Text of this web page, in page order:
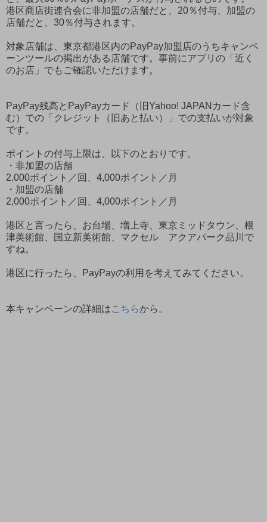
港区商店街連合会に非加盟の店舗だと、20％付与、加盟の
店舗だと、30％付与されます。
対象店舗は、東京都港区内のPayPay加盟店のうちキャンペ
ーンツールの掲出がある店舗です。事前にアプリの「近く
のお店」でもご確認いただけます。
PayPay残高とPayPayカード（旧Yahoo! JAPANカード含
む）での「クレジット（旧あと払い）」での支払いが対象
です。
ポイントの付与上限は、以下のとおりです。
・非加盟の店舗
2,000ポイント／回、4,000ポイント／月
・加盟の店舗
2,000ポイント／回、4,000ポイント／月
港区と言ったら、お台場、増上寺、東京ミッドタウン、根
津美術館、国立新美術館、マクセル アクアパーク品川で
すね。
港区に行ったら、PayPayの利用を考えてみてください。
本キャンペーンの詳細はこちらから。